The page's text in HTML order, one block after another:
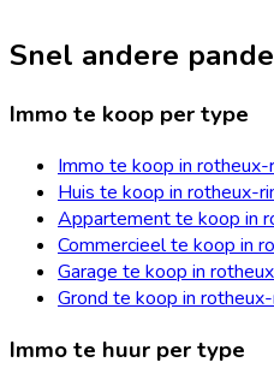
Snel andere
Immo te koop per type
Immo te koop in rotheux-
Huis te koop in rotheux-
Appartement te koop in
Commercieel te koop in
Garage te koop in
Grond te koop in
Immo te huur per type